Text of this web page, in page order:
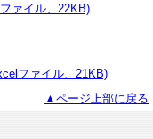
ァイル、22KB)
ファイル、21KB)
▲ページ上部に戻る